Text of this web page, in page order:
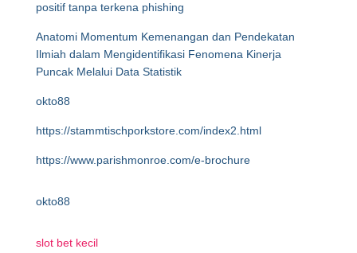
positif tanpa terkena phishing
Anatomi Momentum Kemenangan dan Pendekatan
Ilmiah dalam Mengidentifikasi Fenomena Kinerja
Puncak Melalui Data Statistik
okto88
https://stammtischporkstore.com/index2.html
https://www.parishmonroe.com/e-brochure
okto88
slot bet kecil